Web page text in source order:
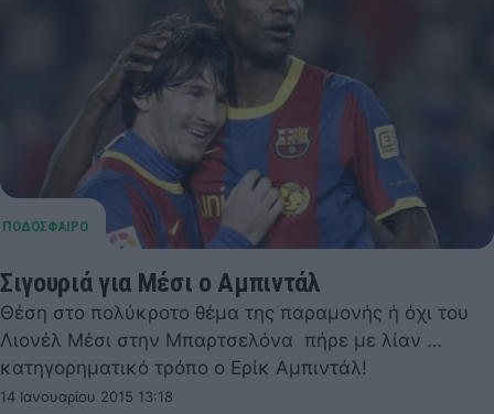
Σιγουριά για Μέσι ο Αμπιντάλ
Θέση στο πολύκροτο θέμα της παραμονής ή όχι του
Λιονέλ Μέσι στην Μπαρτσελόνα πήρε με λίαν …
κατηγορηματικό τρόπο ο Ερίκ Αμπιντάλ!
14 Ιανουαρίου 2015 13:18